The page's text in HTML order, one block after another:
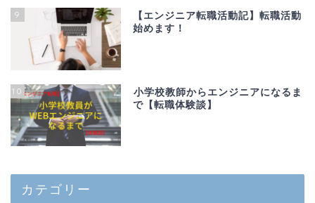
9
【エンジニア転職活動記】転職活動
始めます！
10
小学校教師からエンジニアになるま
で【転職体験談】
カテゴリー